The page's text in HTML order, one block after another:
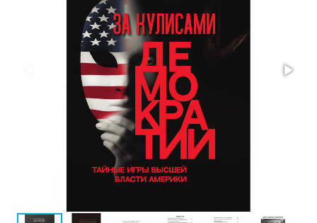
непознанное
Философия
Конспирология
Туризм